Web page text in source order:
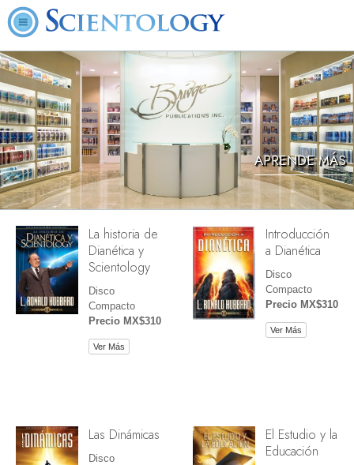
APRENDE MÁS
La historia de
Dianética y
Scientology
Disco
Compacto
Precio MX$310
Ver Más
Introducción
a Dianética
Disco
Compacto
Precio MX$310
Ver Más
Las Dinámicas
Disco
El Estudio y la
Educación